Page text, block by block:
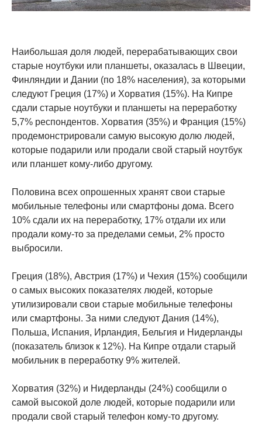
Наибольшая доля людей, перерабатывающих свои
старые ноутбуки или планшеты, оказалась в Швеции,
Финляндии и Дании (по 18% населения), за которыми
следуют Греция (17%) и Хорватия (15%). На Кипре
сдали старые ноутбуки и планшеты на переработку
5,7% респондентов. Хорватия (35%) и Франция (15%)
продемонстрировали самую высокую долю людей,
которые подарили или продали свой старый ноутбук
или планшет кому-либо другому.
Половина всех опрошенных хранят свои старые
мобильные телефоны или смартфоны дома. Всего
10% сдали их на переработку, 17% отдали их или
продали кому-то за пределами семьи, 2% просто
выбросили.
Греция (18%), Австрия (17%) и Чехия (15%) сообщили
о самых высоких показателях людей, которые
утилизировали свои старые мобильные телефоны
или смартфоны. За ними следуют Дания (14%),
Польша, Испания, Ирландия, Бельгия и Нидерланды
(показатель близок к 12%). На Кипре отдали старый
мобильник в переработку 9% жителей.
Хорватия (32%) и Нидерланды (24%) сообщили о
самой высокой доле людей, которые подарили или
продали свой старый телефон кому-то другому.